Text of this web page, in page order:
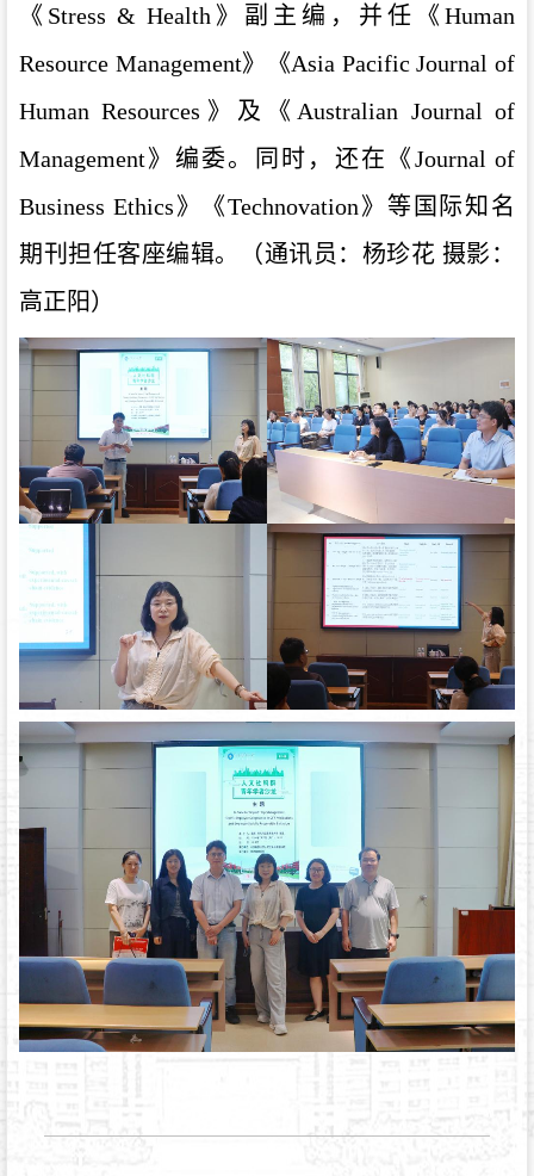
《Stress & Health》副主编，并任《Human
Resource Management》《Asia Pacific Journal of
Human Resources》及《Australian Journal of
Management》编委。同时，还在《Journal of
Business Ethics》《Technovation》等国际知名
期刊担任客座编辑。（通讯员：杨珍花 摄影：
高正阳）